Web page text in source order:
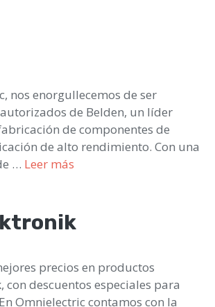
nos enorgullecemos de ser
de Belden, un líder
de componentes de
de alto rendimiento. Con una
… Leer más
precios en productos
descuentos especiales para
Omnielectric contamos con la